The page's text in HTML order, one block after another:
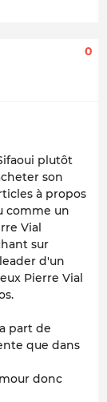
0
plutôt
son
à propos
comme un
Vial
sur
d'un
Pierre Vial
part de
que dans
donc